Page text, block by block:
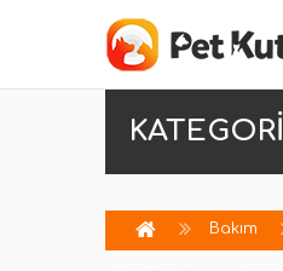
KATEGORİ
Bakım